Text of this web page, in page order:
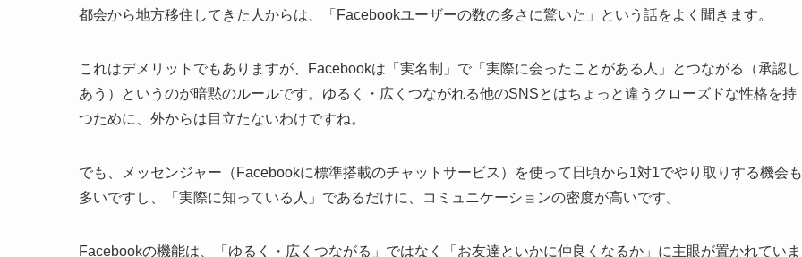
都会から地方移住してきた人からは、「Facebookユーザーの数の多さに驚いた」という話をよく聞きます。
これはデメリットでもありますが、Facebookは「実名制」で「実際に会ったことがある人」とつながる（承認し
あう）というのが暗黙のルールです。ゆるく・広くつながれる他のSNSとはちょっと違うクローズドな性格を持
つために、外からは目立たないわけですね。
でも、メッセンジャー（Facebookに標準搭載のチャットサービス）を使って日頃から1対1でやり取りする機会も
多いですし、「実際に知っている人」であるだけに、コミュニケーションの密度が高いです。
Facebookの機能は、「ゆるく・広くつながる」ではなく「お友達といかに仲良くなるか」に主眼が置かれていま